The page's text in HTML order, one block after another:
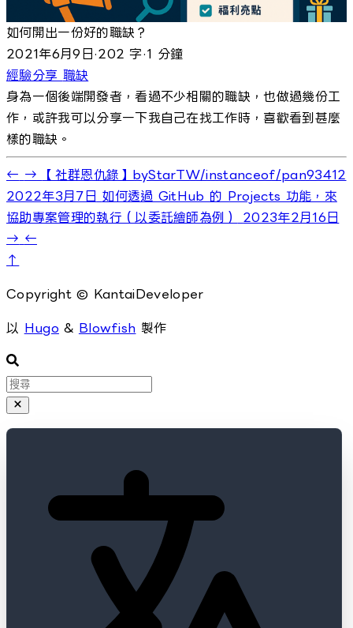
如何開出一份好的職缺？
2021年6月9日·202 字·1 分鐘
經驗分享 職缺
身為一個後端開發者，看過不少相關的職缺，也做過幾份工
作，或許我可以分享一下我自己在找工作時，喜歡看到甚麼
樣的職缺。
← → 【社群恩仇錄】byStarTW/instanceof/pan93412
2022年3月7日 如何透過 GitHub 的 Projects 功能，來
協助專案管理的執行（以委託繪師為例） 2023年2月16日
→ ←
↑
Copyright © KantaiDeveloper
以 Hugo & Blowfish 製作